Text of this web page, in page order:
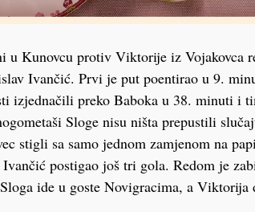
u Kunovcu protiv Viktorije iz Vojakovca
Ivančić. Prvi je put poentirao u 9.
izjednačili preko Baboka u 38. minuti i
Sloge nisu ništa prepustili
stigli sa samo jednom zamjenom na
postigao još tri gola. Redom je
ide u goste Novigracima, a Viktorija